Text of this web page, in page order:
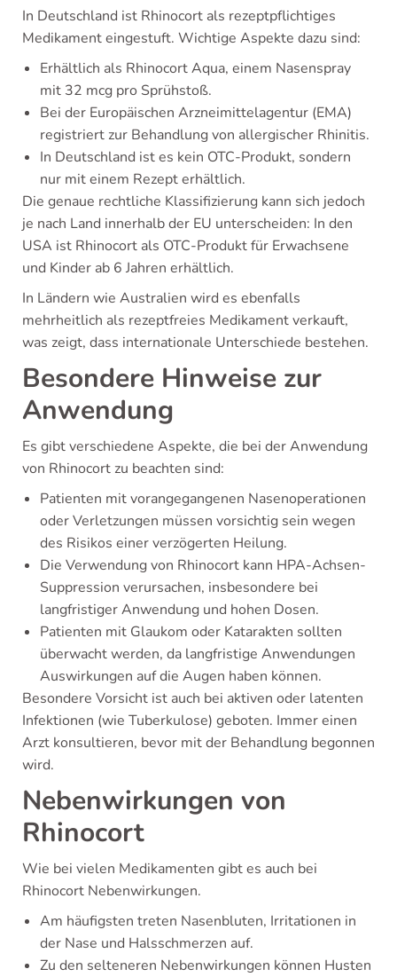
In Deutschland ist Rhinocort als rezeptpflichtiges
Medikament eingestuft. Wichtige Aspekte dazu sind:
Erhältlich als Rhinocort Aqua, einem Nasenspray
mit 32 mcg pro Sprühstoß.
Bei der Europäischen Arzneimittelagentur (EMA)
registriert zur Behandlung von allergischer Rhinitis.
In Deutschland ist es kein OTC-Produkt, sondern
nur mit einem Rezept erhältlich.
Die genaue rechtliche Klassifizierung kann sich jedoch
je nach Land innerhalb der EU unterscheiden: In den
USA ist Rhinocort als OTC-Produkt für Erwachsene
und Kinder ab 6 Jahren erhältlich.
In Ländern wie Australien wird es ebenfalls
mehrheitlich als rezeptfreies Medikament verkauft,
was zeigt, dass internationale Unterschiede bestehen.
Besondere Hinweise zur
Anwendung
Es gibt verschiedene Aspekte, die bei der Anwendung
von Rhinocort zu beachten sind:
Patienten mit vorangegangenen Nasenoperationen
oder Verletzungen müssen vorsichtig sein wegen
des Risikos einer verzögerten Heilung.
Die Verwendung von Rhinocort kann HPA-Achsen-
Suppression verursachen, insbesondere bei
langfristiger Anwendung und hohen Dosen.
Patienten mit Glaukom oder Katarakten sollten
überwacht werden, da langfristige Anwendungen
Auswirkungen auf die Augen haben können.
Besondere Vorsicht ist auch bei aktiven oder latenten
Infektionen (wie Tuberkulose) geboten. Immer einen
Arzt konsultieren, bevor mit der Behandlung begonnen
wird.
Nebenwirkungen von
Rhinocort
Wie bei vielen Medikamenten gibt es auch bei
Rhinocort Nebenwirkungen.
Am häufigsten treten Nasenbluten, Irritationen in
der Nase und Halsschmerzen auf.
Zu den selteneren Nebenwirkungen können Husten